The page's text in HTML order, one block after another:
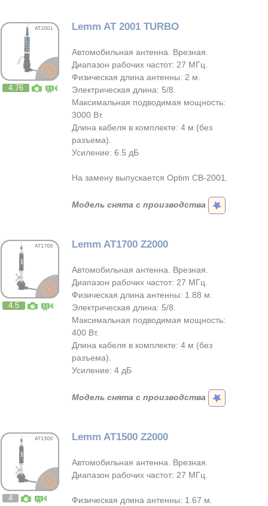
4.76
Lemm AT 2001 TURBO
Автомобильная антенна. Врезная.
Диапазон рабочих частот: 27 МГц.
Физическая длина антенны: 2 м.
Электрическая длина: 5/8.
Максимальная подводимая мощность:
3000 Вт.
Длина кабеля в комплекте: 4 м (без
разъема).
Усиление: 6.5 дБ
На замену выпускается Optim CB-2001.
Модель снята с производства
4.5
Lemm AT1700 Z2000
Автомобильная антенна. Врезная.
Диапазон рабочих частот: 27 МГц.
Физическая длина антенны: 1.88 м.
Электрическая длина: 5/8.
Максимальная подводимая мощность:
400 Вт.
Длина кабеля в комплекте: 4 м (без
разъема).
Усиление: 4 дБ
Модель снята с производства
4
Lemm AT1500 Z2000
Автомобильная антенна. Врезная.
Диапазон рабочих частот: 27 МГц.
Физическая длина антенны: 1.67 м.